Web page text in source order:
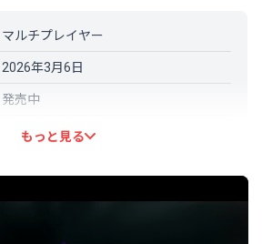
マルチプレイヤー
2026年3月6日
発売中
Bungie
もっと見る